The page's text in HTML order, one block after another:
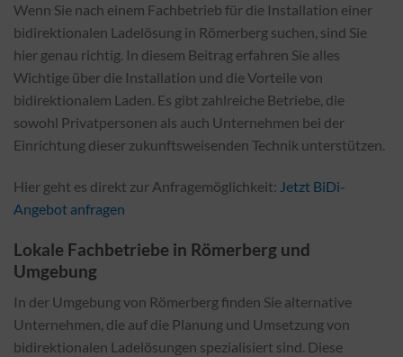
Wenn Sie nach einem Fachbetrieb für die Installation einer
bidirektionalen Ladelösung in Römerberg suchen, sind Sie
hier genau richtig. In diesem Beitrag erfahren Sie alles
Wichtige über die Installation und die Vorteile von
bidirektionalem Laden. Es gibt zahlreiche Betriebe, die
sowohl Privatpersonen als auch Unternehmen bei der
Einrichtung dieser zukunftsweisenden Technik unterstützen.
Hier geht es direkt zur Anfragemöglichkeit: Jetzt BiDi-
Angebot anfragen
Lokale Fachbetriebe in Römerberg und
Umgebung
In der Umgebung von Römerberg finden Sie alternative
Unternehmen, die auf die Planung und Umsetzung von
bidirektionalen Ladelösungen spezialisiert sind. Diese